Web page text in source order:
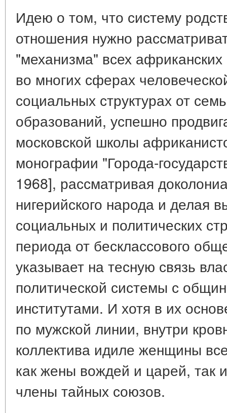
Идею о том, что систему
отношения нужно
"механизма" всех
во многих сферах
социальных структурах от
образований, успешно
московской школы
монографии "Города-
1968], рассматривая
нигерийского народа и делая
социальных и политических
периода от бесклассового
указывает на тесную связь
политической системы с
институтами. И хотя в их
по мужской линии, внутри
коллектива идиле женщины
как жены вождей и царей, так
члены тайных союзов.